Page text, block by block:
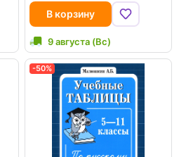
В корзину
9 августа (Вс)
-50%